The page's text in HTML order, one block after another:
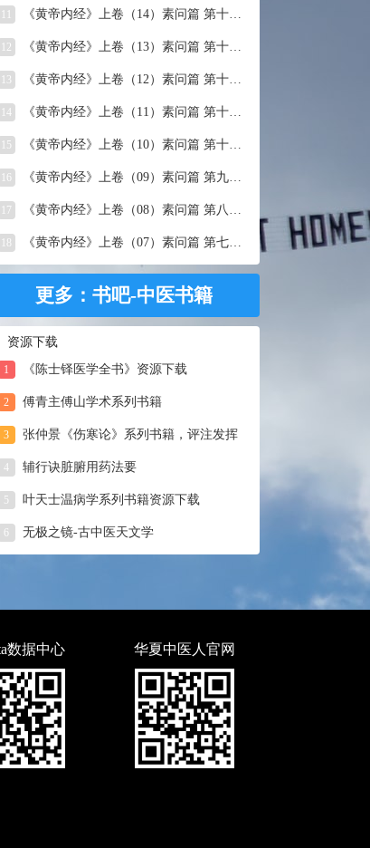
《黄帝内经》上卷（14）素问篇 第十四篇 汤液醪醴论
12 《黄帝内经》上卷（13）素问篇 第十三篇 移精变气论
13 《黄帝内经》上卷（12）素问篇 第十二篇 异法方宜论
14 《黄帝内经》上卷（11）素问篇 第十一篇 五藏别论
15 《黄帝内经》上卷（10）素问篇 第十篇 五藏生成
16 《黄帝内经》上卷（09）素问篇 第九篇 六节藏象论
17 《黄帝内经》上卷（08）素问篇 第八篇 灵兰秘典论
《黄帝内经》上卷（07）素问篇 第七篇 阴阳别论
更多：书吧-中医书籍
资源下载
1 《陈士铎医学全书》资源下载
2 傅青主傅山学术系列书籍
3 张仲景《伤寒论》系列书籍，评注发挥
4 辅行诀脏腑用药法要
5 叶天士温病学系列书籍资源下载
6 无极之镜-古中医天文学
数据中心 华夏中医人官网